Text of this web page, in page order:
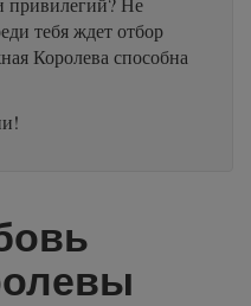
тебя ждет отбор
Королева способна